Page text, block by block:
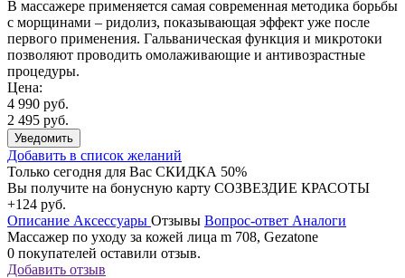
В массажере применяется самая современная методика борьбы
с морщинами – ридолиз, показывающая эффект уже после
первого применения. Гальваническая функция и микротоки
позволяют проводить омолаживающие и антивозрастные
процедуры.
Цена:
4 990 руб.
2 495 руб.
Уведомить
Добавить в список желаний
Только сегодня для Вас СКИДКА 50%
Вы получите на бонусную карту СОЗВЕЗДИЕ КРАСОТЫ
+124 руб.
Описание Аксессуары Отзывы Вопрос-ответ Аналоги
Массажер по уходу за кожей лица m 708, Gezatone
0 покупателей оставили отзыв.
Добавить отзыв